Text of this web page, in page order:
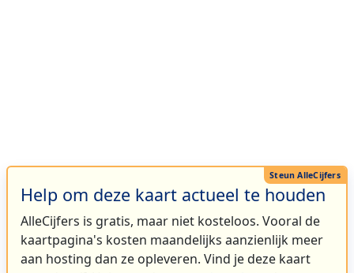
Help om deze kaart actueel te houden
AlleCijfers is gratis, maar niet kosteloos. Vooral de
kaartpagina's kosten maandelijks aanzienlijk meer
aan hosting dan ze opleveren. Vind je deze kaart